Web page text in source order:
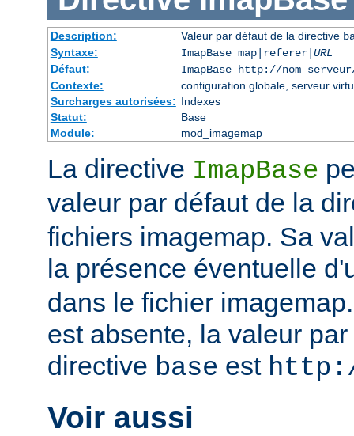
Description: Valeur par défaut de la directive
Syntaxe:
ImapBase map|referer| URL
Défaut:
ImapBase http://
Contexte:
configuration globale, serveur
Surcharges autorisées: Indexes
Statut:
Base
Module:
mod_imagemap
La directive ImapBase
valeur par défaut de la
fichiers imagemap. Sa
la présence éventuelle
dans le fichier
est absente, la valeur
directive base est
Voir aussi